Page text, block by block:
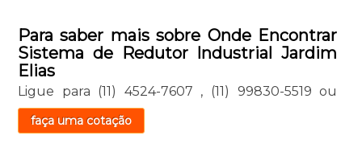
Para saber mais sobre Onde Encontrar
Sistema de Redutor Industrial Jardim
Elias
Ligue para (11) 4524-7607 , (11) 99830-5519 ou
faça uma cotação